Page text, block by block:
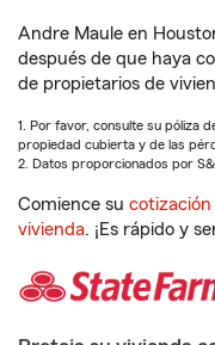
Andre Maule en
después de que haya
de propietarios de
1. Por favor, consulte su póliza
propiedad cubierta y de las
2. Datos proporcionados por
Comience su cotización
vivienda. ¡Es rápido y